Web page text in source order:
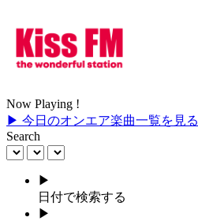
Now Playing !
▶ 今日のオンエア楽曲一覧を見る
Search
▶
日付で検索する
▶